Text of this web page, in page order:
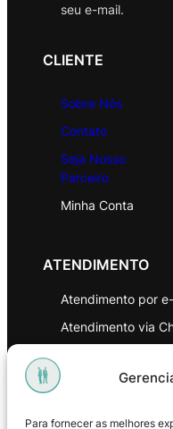
Para fornecer as melhores
seu e-mail.
CLIENTE
Sobre Nós
Contato
Seja Nosso
Parceiro
Minha Conta
ATENDIMENTO
Atendimento por
Atendimento via